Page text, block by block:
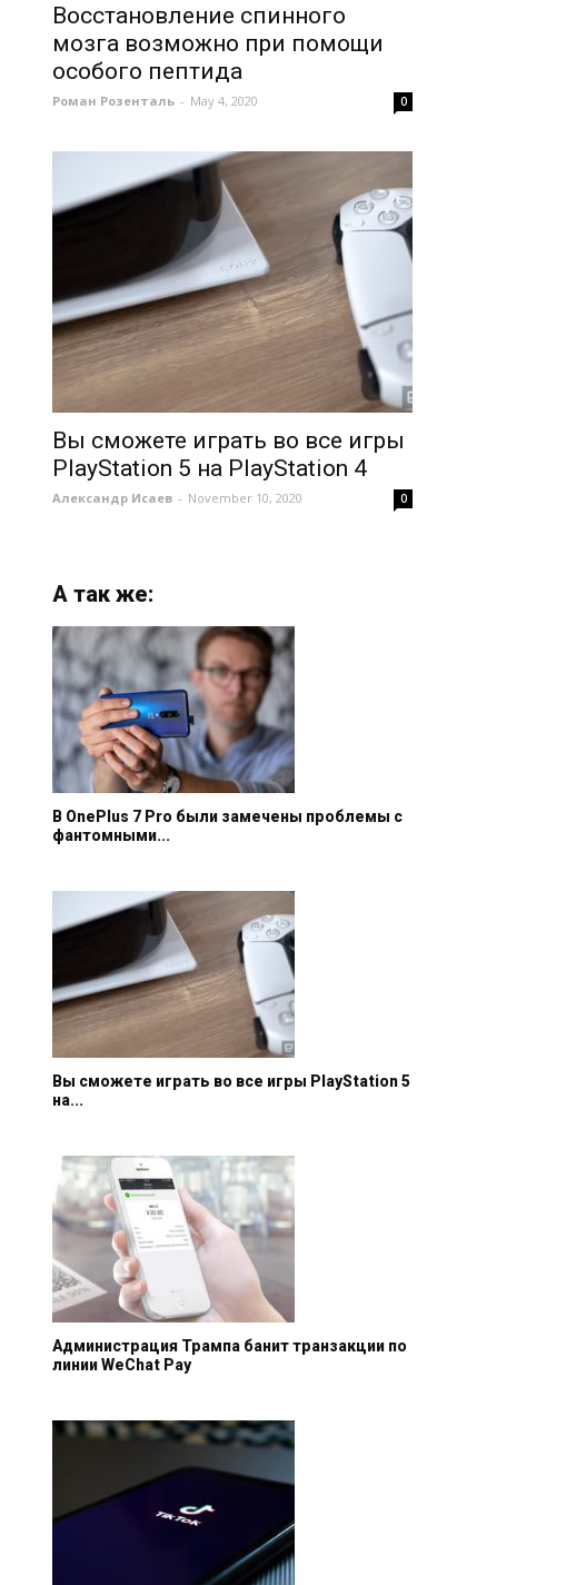
Восстановление спинного
мозга возможно при помощи
особого пептида
Роман Розенталь - May 4, 2020 0
Вы сможете играть во все игры
PlayStation 5 на PlayStation 4
Александр Исаев - November 10, 2020 0
А так же:
В OnePlus 7 Pro были замечены проблемы с
фантомными...
Вы сможете играть во все игры PlayStation 5
на...
Администрация Трампа банит транзакции по
линии WeChat Pay